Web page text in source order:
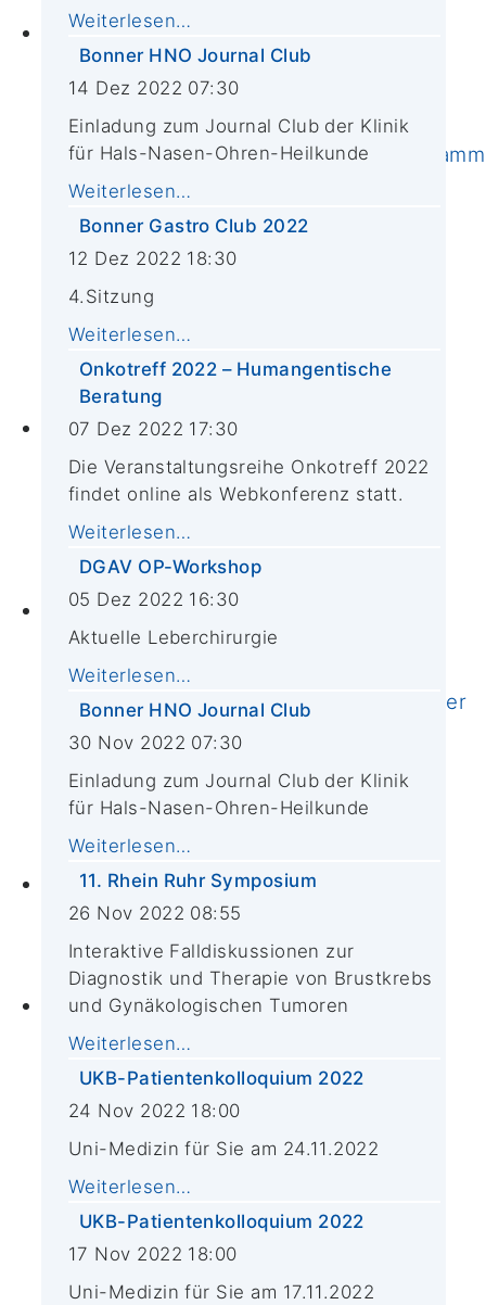
Forschung
Institute
Klinische Studien
Bewegungs- und
Ernährungsbehandlungs-Programm
Online-Kunsttherapie
CIO-Studienregister
FAQ
Forschergruppen
Publikationen
Molekulare Diagnostik
Biobank
Lehre
PJ Wahltertial Interdisziplinäre
Onkologie
Mildred Scheel School of Oncology
M.A. ImmunoSensation
CIO Bonn
Vorstand & Mitglieder
Abteilung für Integrierte Onkologie
Externe klinische Kooperationspartner
Krebsregister
CIO-Leitlinien
Helfen und Spenden
Stellenangebote
Zuweiser*innen
Zuweiserportal
ASV-Urologie
Tumorboards
Aktuelles
News
Termine
In den Medien
Weltkrebstag
CIO-Patiententag
Projekte
Adventskalender
Kochevent
Weiterlesen…
Bonner HNO Journal Club
14 Dez 2022 07:30
Einladung zum Journal Club der Klinik
für Hals-Nasen-Ohren-Heilkunde
Weiterlesen…
Bonner Gastro Club 2022
12 Dez 2022 18:30
4.Sitzung
Weiterlesen…
Onkotreff 2022 – Humangentische
Beratung
07 Dez 2022 17:30
Die Veranstaltungsreihe Onkotreff 2022
findet online als Webkonferenz statt.
Weiterlesen…
DGAV OP-Workshop
05 Dez 2022 16:30
Aktuelle Leberchirurgie
Weiterlesen…
Bonner HNO Journal Club
30 Nov 2022 07:30
Einladung zum Journal Club der Klinik
für Hals-Nasen-Ohren-Heilkunde
Weiterlesen…
11. Rhein Ruhr Symposium
26 Nov 2022 08:55
Interaktive Falldiskussionen zur
Diagnostik und Therapie von Brustkrebs
und Gynäkologischen Tumoren
Weiterlesen…
UKB-Patientenkolloquium 2022
24 Nov 2022 18:00
Uni-Medizin für Sie am 24.11.2022
Weiterlesen…
UKB-Patientenkolloquium 2022
17 Nov 2022 18:00
Uni-Medizin für Sie am 17.11.2022